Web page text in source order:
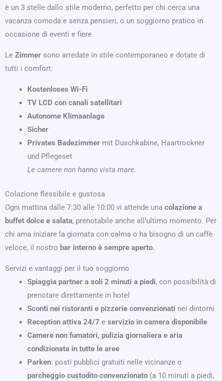
è un 3 stelle dallo stile moderno, perfetto per chi cerca una
vacanza comoda e senza pensieri, o un soggiorno pratico in
occasione di eventi e fiere.
Le Zimmer sono arredate in stile contemporaneo e dotate di
tutti i comfort:
Kostenloses Wi-Fi
TV LCD con canali satellitari
Autonome Klimaanlage
Sicher
Privates Badezimmer mit Duschkabine, Haartrockner
und Pflegeset
Le camere non hanno vista mare.
Colazione flessibile e gustosa
Ogni mattina dalle 7:30 alle 10:00 vi attende una colazione a
buffet dolce e salata, prenotabile anche all’ultimo momento. Per
chi ama iniziare la giornata con calma o ha bisogno di un caffè
veloce, il nostro bar interno è sempre aperto.
Servizi e vantaggi per il tuo soggiorno
Spiaggia partner a soli 2 minuti a piedi, con possibilità di
prenotare direttamente in hotel
Sconti nei ristoranti e pizzerie convenzionati nei dintorni
Reception attiva 24/7 e servizio in camera disponibile
Camere non fumatori, pulizia giornaliera e aria
condizionata in tutte le aree
Parken: posti pubblici gratuiti nelle vicinanze o
parcheggio custodito convenzionato (a 10 minuti a piedi,